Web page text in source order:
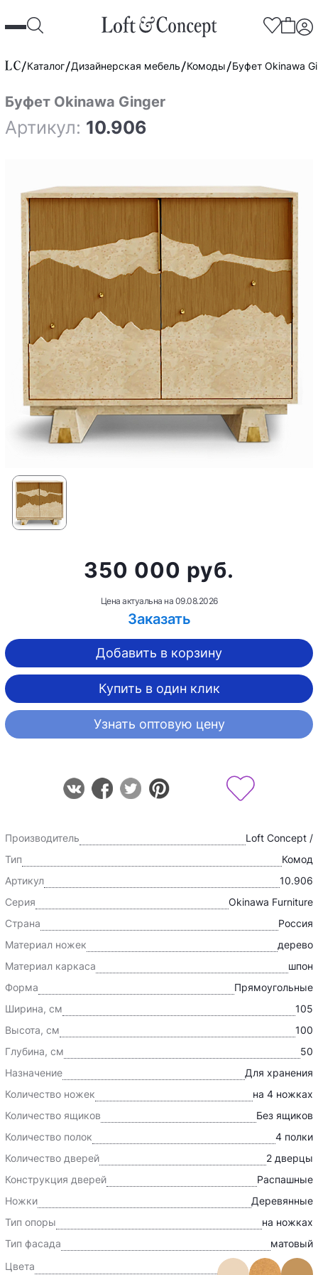
Каталог Дизайнерская мебель Комоды Буфет Okinawa
Буфет Okinawa Ginger
Артикул: 10.906
350 000 руб.
Цена актуальна на 09.08.2026
Заказать
Добавить в корзину
Купить в один клик
Узнать оптовую цену
Производитель
Loft Concept /
Тип
Комод
Артикул
10.906
Серия
Okinawa Furniture
Страна
Россия
Материал ножек
дерево
Материал каркаса
шпон
Форма
Прямоугольные
Ширина, см
105
Высота, см
100
Глубина, см
50
Назначение
Для хранения
Количество ножек
на 4 ножках
Количество ящиков
Без ящиков
Количество полок
4 полки
Количество дверей
2 дверцы
Конструкция дверей
Распашные
Ножки
Деревянные
Тип опоры
на ножках
Тип фасада
матовый
Цвета